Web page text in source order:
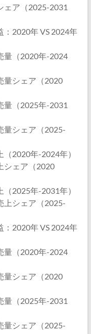
ェア（2025-2031
：2020年 VS 2024年
量（2020年-2024
量シェア（2020
量（2025年-2031
量シェア（2025-
2020年-2024年）
シェア（2020
2025年-2031年）
上シェア（2025-
：2020年 VS 2024年
量（2020年-2024
量シェア（2020
量（2025年-2031
量シェア（2025-